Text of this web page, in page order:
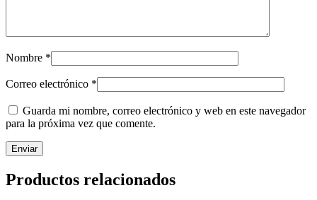
Nombre *
Correo electrónico *
Guarda mi nombre, correo electrónico y web en este navegador
para la próxima vez que comente.
Productos relacionados